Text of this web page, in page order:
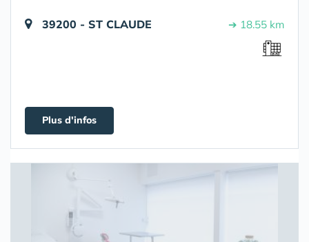
39200 - ST CLAUDE ➔ 18.55 km
Plus d'infos